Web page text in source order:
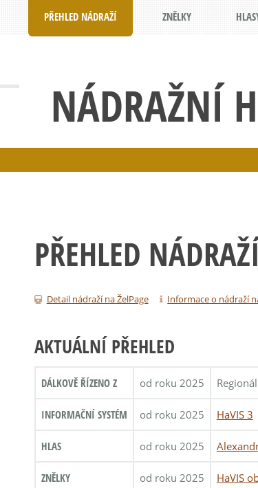
NÁDRAŽNÍ
PŘEHLED NÁDRAŽÍ ZNĚLKY
PŘEHLED NÁDRAŽÍ
Detail nádraží na ŽelPage Informace o nádraží
AKTUÁLNÍ PŘEHLED
DÁLKOVĚ ŘÍZENO Z od roku 2025
INFORMAČNÍ SYSTÉM od roku 2025 HaVIS 3
HLAS od roku 2025
ZNĚLKY od roku 2025 HaVIS